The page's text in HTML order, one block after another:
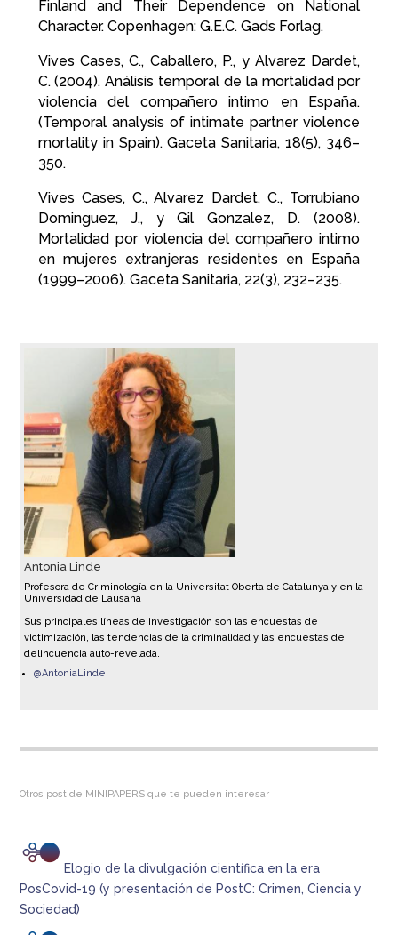
Finland and Their Dependence on National
Character. Copenhagen: G.E.C. Gads Forlag.
Vives Cases, C., Caballero, P., y Alvarez Dardet,
C. (2004). Análisis temporal de la mortalidad por
violencia del compañero intimo en España.
(Temporal analysis of intimate partner violence
mortality in Spain). Gaceta Sanitaria, 18(5), 346–
350.
Vives Cases, C., Alvarez Dardet, C., Torrubiano
Dominguez, J., y Gil Gonzalez, D. (2008).
Mortalidad por violencia del compañero intimo
en mujeres extranjeras residentes en España
(1999–2006). Gaceta Sanitaria, 22(3), 232–235.
Antonia Linde
Profesora de Criminología en la Universitat Oberta de Catalunya y en la
Universidad de Lausana
Sus principales líneas de investigación son las encuestas de
victimización, las tendencias de la criminalidad y las encuestas de
delincuencia auto-revelada.
@AntoniaLinde
Otros post de MINIPAPERS que te pueden interesar
Elogio de la divulgación científica en la era
PosCovid-19 (y presentación de PostC: Crimen, Ciencia y
Sociedad)